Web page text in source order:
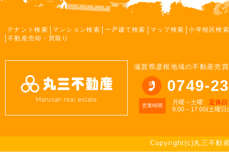
テナント検索 マンション検索 一戸建て検索 マップ検索
小学校区検
不動産売却・買取り
滋賀県彦根地域の不動産売
0749-
営業時間 月曜～土曜 定休
9:00～17:00(土曜日
Copyright(c)丸三不動